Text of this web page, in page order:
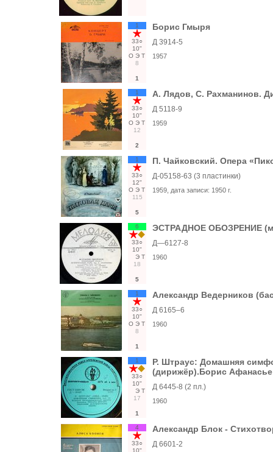
1
33○
10"
О Э Т
8
1
Борис Гмыря
Д 3914-5
1957
1
33○
10"
О Э Т
12
2
А. Лядов, С. Рахманинов.
Д 5118-9
1959
1
33○
12"
О Э Т
115
5
П. Чайковский. Опера
Д-05158-63 (3 пластинки)
1959 , дата записи: 1950 г.
6
33○
10"
Э Т
18
5
ЭСТРАДНОЕ ОБОЗРЕНИЕ
Д—6127-8
1960
1
33○
10"
О Э Т
8
1
Александр Ведерников
Д 6165–6
1960
1
33○
10"
Э Т
17
1
Р. Штраус: Домашняя
(дирижёр).Борис
Д 6445-8 (2 пл.)
1960
4
33○
10"
Александр Блок -
Д 6601-2